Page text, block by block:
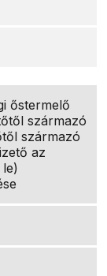
őstermelő
származó
származó
az